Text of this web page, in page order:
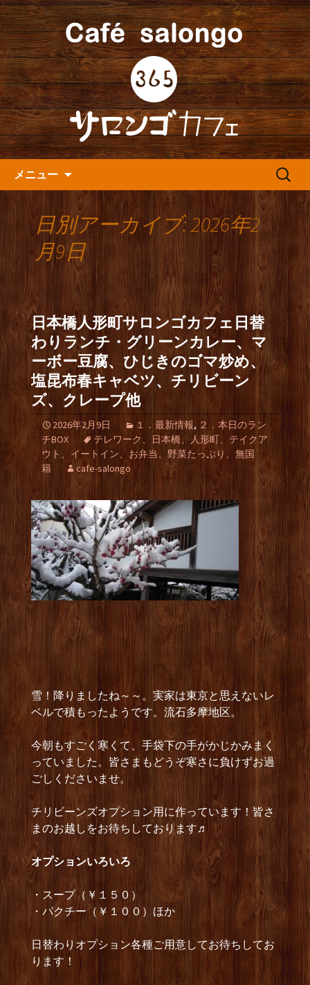
人形町の『365(サロンゴ)カフ
ェ』よりお知らせ
人形町の音楽カフェ『365カフェ』より
最新情報をお届けします。
メニュー
検
日別アーカイブ: 2026年2
月9日
日本橋人形町サロンゴカフェ日替
わりランチ・グリーンカレー、マ
ーボー豆腐、ひじきのゴマ炒め、
塩昆布春キャベツ、チリビーン
ズ、クレープ他
2026年2月9日 １．最新情報, ２．本日のラン
チBOX
テレワーク、日本橋、人形町、テイクア
ウト、イートイン、お弁当、野菜たっぷり、無国
籍
cafe-salongo
雪！降りましたね～～。実家は東京と思えないレ
ベルで積もったようです。流石多摩地区。
今朝もすごく寒くて、手袋下の手がかじかみまく
っていました。皆さまもどうぞ寒さに負けずお過
ごしくださいませ。
チリビーンズオプション用に作っています！皆さ
まのお越しをお待ちしております♬
オプションいろいろ
・スープ（￥１５０）
・パクチー（￥１００）ほか
日替わりオプション各種ご用意してお待ちしてお
ります！